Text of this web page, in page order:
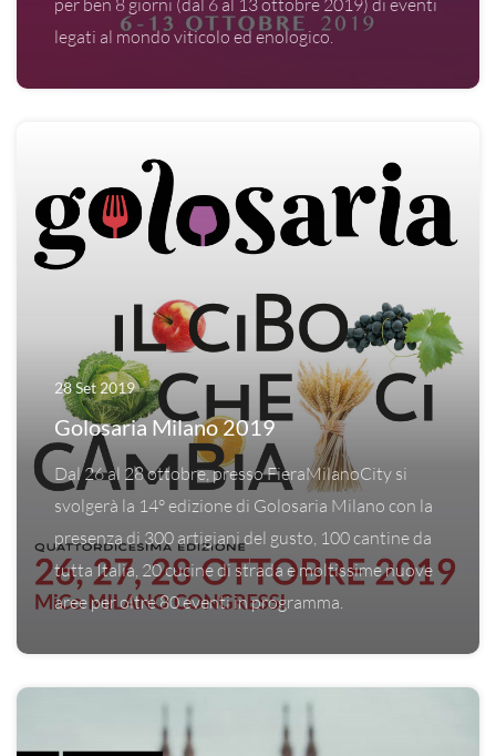
per ben 8 giorni (dal 6 al 13 ottobre 2019) di eventi
legati al mondo viticolo ed enologico.
28 Set 2019
Golosaria Milano 2019
Dal 26 al 28 ottobre, presso FieraMilanoCity si
svolgerà la 14° edizione di Golosaria Milano con la
presenza di 300 artigiani del gusto, 100 cantine da
tutta Italia, 20 cucine di strada e moltissime nuove
aree per oltre 80 eventi in programma.